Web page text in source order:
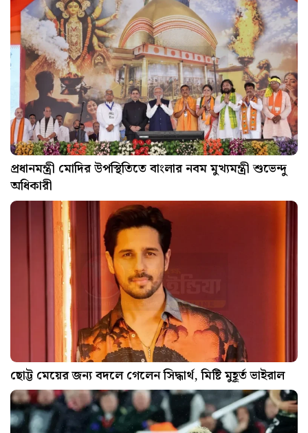
প্রধানমন্ত্রী মোদির উপস্থিতিতে বাংলার নবম মুখ্যমন্ত্রী শুভেন্দু
অধিকারী
ছোট্ট মেয়ের জন্য বদলে গেলেন সিদ্ধার্থ, মিষ্টি মুহূর্ত ভাইরাল